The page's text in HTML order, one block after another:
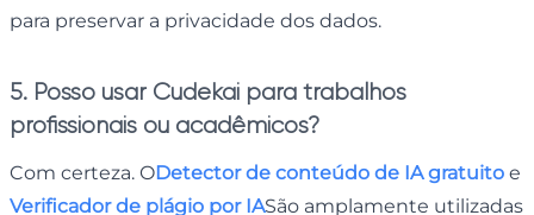
para preservar a privacidade dos dados.
5. Posso usar Cudekai para trabalhos
profissionais ou acadêmicos?
Com certeza. ODetector de conteúdo de IA gratuito e
Verificador de plágio por IASão amplamente utilizadas